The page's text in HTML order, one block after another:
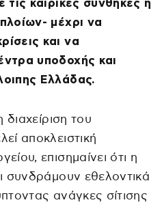
καιρικές συνθήκες ή
μέχρι να
και να
υποδοχής και
Ελλάδας.
διαχείριση του
αποκλειστική
επισημαίνει ότι η
συνδράμουν εθελοντικά
ανάγκες σίτισης